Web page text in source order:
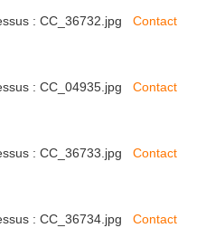
: CC_36732.jpg Contact
: CC_04935.jpg Contact
: CC_36733.jpg Contact
: CC_36734.jpg Contact